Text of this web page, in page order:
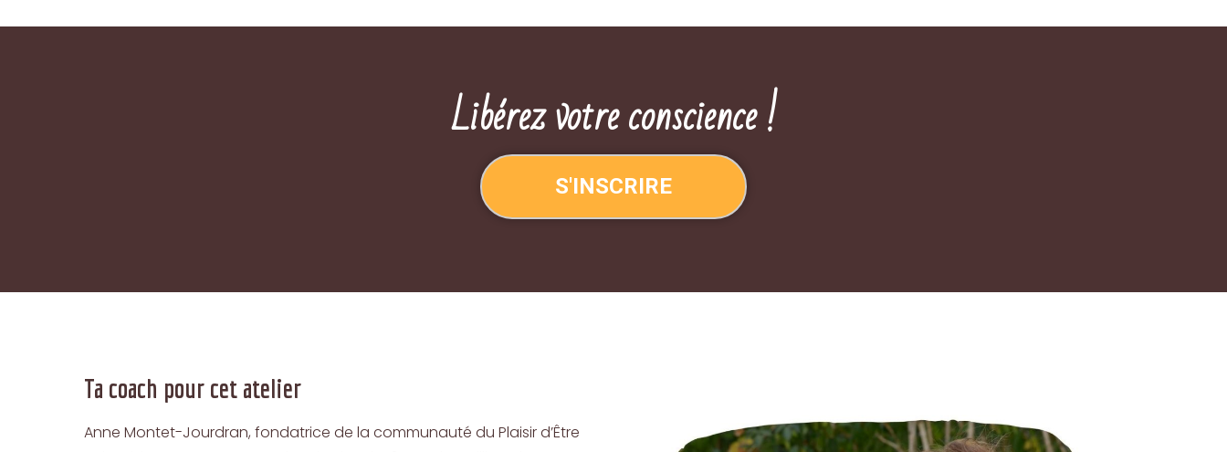
Libérez votre conscience !
S'INSCRIRE
Ta coach pour cet atelier
Anne Montet-Jourdran, fondatrice de la communauté du Plaisir d’Être